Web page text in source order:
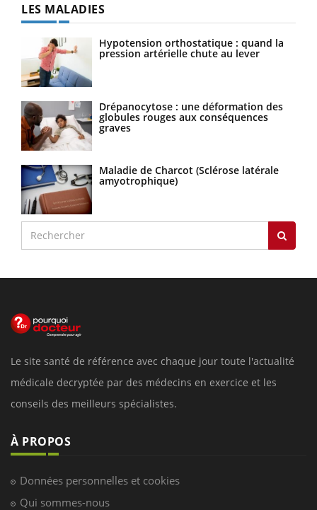
LES MALADIES
Hypotension orthostatique : quand la
pression artérielle chute au lever
Drépanocytose : une déformation des
globules rouges aux conséquences
graves
Maladie de Charcot (Sclérose latérale
amyotrophique)
Le site santé de référence avec chaque jour toute l'actualité
médicale decryptée par des médecins en exercice et les
conseils des meilleurs spécialistes.
À PROPOS
Données personnelles et cookies
Qui sommes-nous